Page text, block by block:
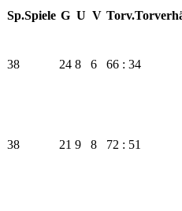
Sp.Spiele G U V Torv.
38 24 8 6 66 : 34
38 21 9 8 72 : 51